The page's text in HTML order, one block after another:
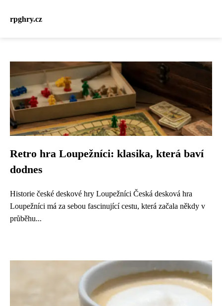
rpghry.cz
Retro hra Loupežníci: klasika, která baví
dodnes
Historie české deskové hry Loupežníci Česká desková hra
Loupežníci má za sebou fascinující cestu, která začala někdy v
průběhu...